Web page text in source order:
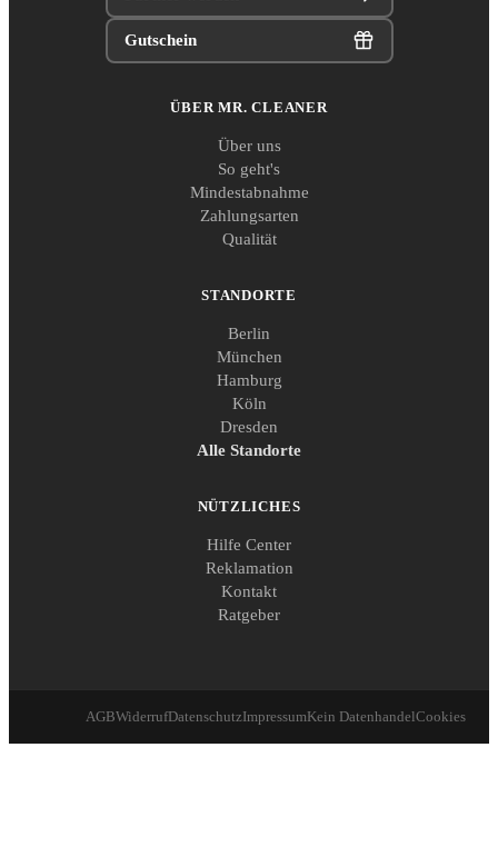
Gutschein
ÜBER MR. CLEANER
Über uns
So geht's
Mindestabnahme
Zahlungsarten
Qualität
STANDORTE
Berlin
München
Hamburg
Köln
Dresden
Alle Standorte
NÜTZLICHES
Hilfe Center
Reklamation
Kontakt
Ratgeber
AGBWiderrufDatenschutzImpressumKein DatenhandelCookies